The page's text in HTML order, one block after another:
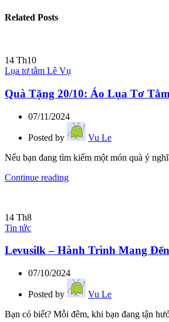
Related Posts
14 Th10
Lụa tơ tằm Lê Vụ
Quà Tặng 20/10: Áo Lụa Tơ
07/11/2024
Posted by
Vu Le
Nếu bạn đang tìm kiếm một món quà ý
Continue reading
14 Th8
Tin tức
Levusilk – Hành Trình Mang
07/10/2024
Posted by
Vu Le
Bạn có biết? Mỗi đêm, khi bạn đang tận